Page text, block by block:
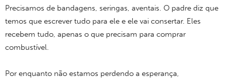
Precisamos de bandagens, seringas, aventais. O padre diz que
temos que escrever tudo para ele e ele vai consertar. Eles
recebem tudo, apenas o que precisam para comprar
combustível.
Por enquanto não estamos perdendo a esperança,